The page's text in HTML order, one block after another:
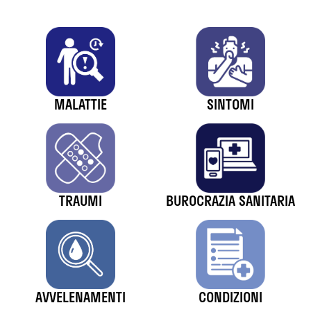
MALATTIE SINTOMI
TRAUMI BUROCRAZIA SANITARIA
AVVELENAMENTI CONDIZIONI